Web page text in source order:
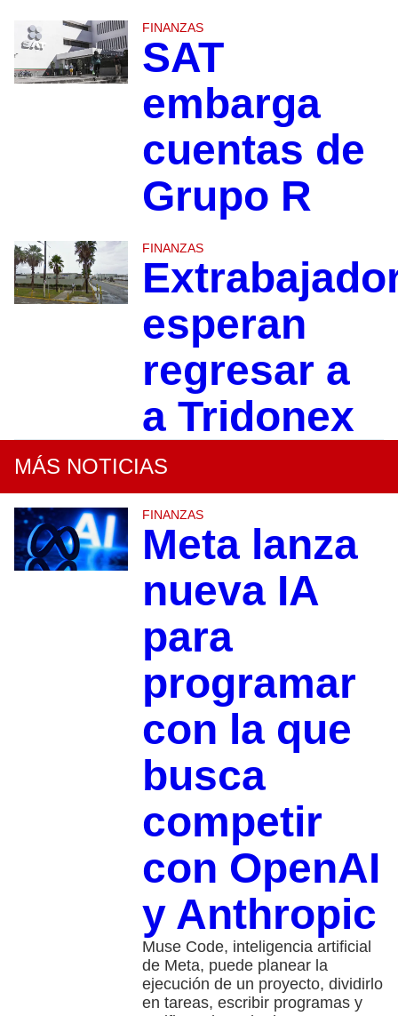
FINANZAS
SAT
embarga
cuentas de
Grupo R
FINANZAS
esperan
regresar a
a Tridonex
MÁS NOTICIAS
FINANZAS
Meta lanza
nueva IA
para
programar
con la que
busca
competir
con OpenAI
y Anthropic
Muse Code, inteligencia artificial
de Meta, puede planear la
ejecución de un proyecto, dividirlo
en tareas, escribir programas y